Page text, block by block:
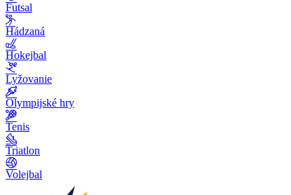
Futsal
Hádzaná
Hokejbal
Lyžovanie
Olympijské hry
Tenis
Triatlon
Volejbal